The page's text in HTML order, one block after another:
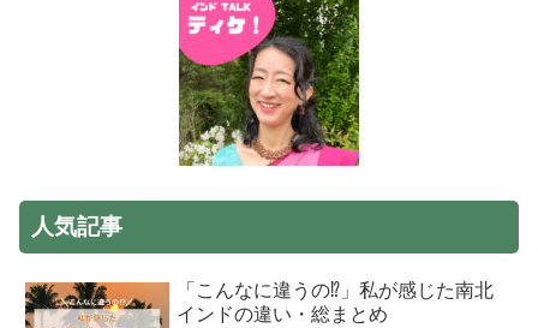
人気記事
「こんなに違うの⁉」私が感じた南北
インドの違い・総まとめ